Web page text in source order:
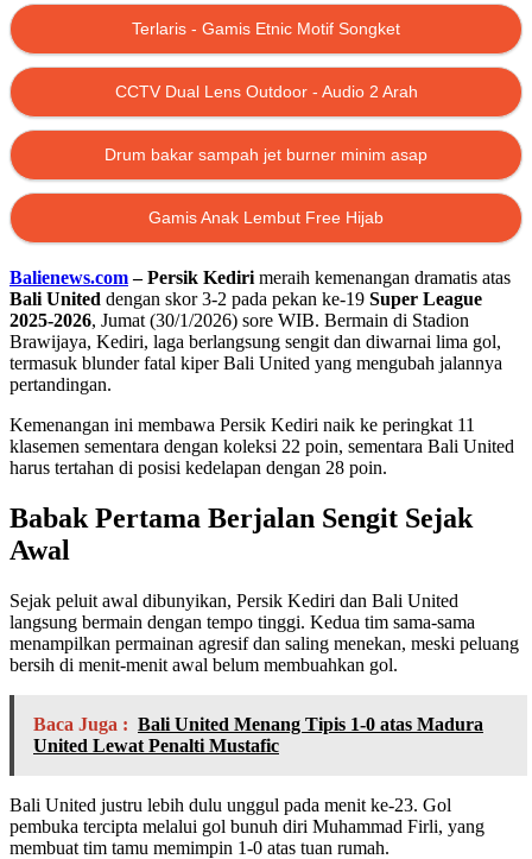
Terlaris - Gamis Etnic Motif Songket
CCTV Dual Lens Outdoor - Audio 2 Arah
Drum bakar sampah jet burner minim asap
Gamis Anak Lembut Free Hijab
Balienews.com– Persik Kediri meraih kemenangan dramatis atas
Bali United dengan skor 3-2 pada pekan ke-19 Super League
2025-2026, Jumat (30/1/2026) sore WIB. Bermain di Stadion
Brawijaya, Kediri, laga berlangsung sengit dan diwarnai lima gol,
termasuk blunder fatal kiper Bali United yang mengubah jalannya
pertandingan.
Kemenangan ini membawa Persik Kediri naik ke peringkat 11
klasemen sementara dengan koleksi 22 poin, sementara Bali United
harus tertahan di posisi kedelapan dengan 28 poin.
Babak Pertama Berjalan Sengit Sejak
Awal
Sejak peluit awal dibunyikan, Persik Kediri dan Bali United
langsung bermain dengan tempo tinggi. Kedua tim sama-sama
menampilkan permainan agresif dan saling menekan, meski peluang
bersih di menit-menit awal belum membuahkan gol.
Baca Juga : Bali United Menang Tipis 1-0 atas Madura
United Lewat Penalti Mustafic
Bali United justru lebih dulu unggul pada menit ke-23. Gol
pembuka tercipta melalui gol bunuh diri Muhammad Firli, yang
membuat tim tamu memimpin 1-0 atas tuan rumah.